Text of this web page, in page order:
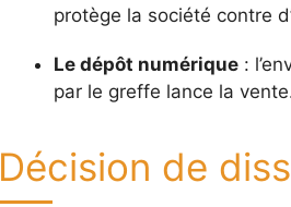
protège la société contre
Le dépôt numérique:
par le greffe lance la
Décision de